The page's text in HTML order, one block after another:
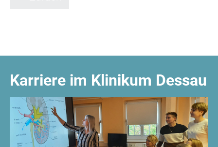
Karriere im Klinikum Dessau